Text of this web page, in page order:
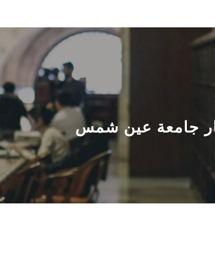
الرئيسيـة
عن الجامعة
القطاعـات
الشئون الأكاديمية
البحث العلمي
جامعة عين شمس